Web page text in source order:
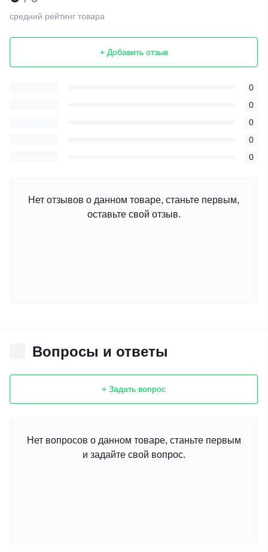
средний рейтинг товара
+ Добавить отзыв
0
0
0
0
0
Нет отзывов о данном товаре, станьте первым,
оставьте свой отзыв.
Вопросы и ответы
+ Задать вопрос
Нет вопросов о данном товаре, станьте первым
и задайте свой вопрос.